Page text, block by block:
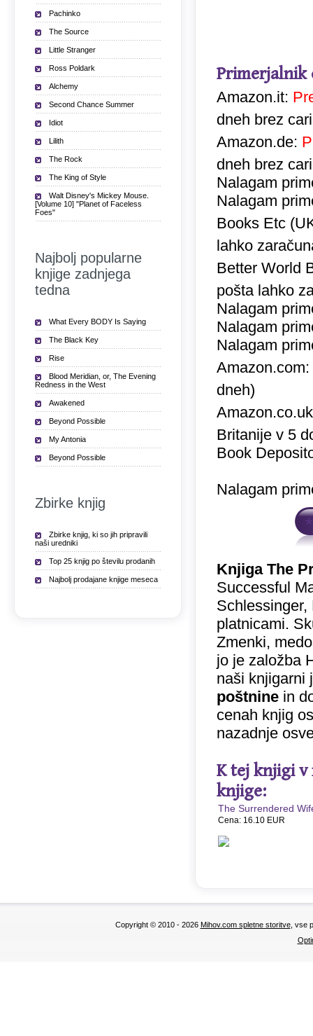
Primerjalnik
Amazon.it:
dneh brez
Amazon.de:
dneh brez
Nalagam
Nalagam
Books Etc
lahko
Better World
pošta lahko
Nalagam
Nalagam
Nalagam
Amazon.com:
dneh)
Britanije v 5
Book
Nalagam
Knjiga The
Successful
platnicami.
Zmenki,
jo je založba
naši knjigarni
poštnine in
cenah knjig
nazadnje
K tej knjigi v
knjige:
The Surrendered
Cena: 16.10 EUR
Pachinko
The Source
Little Stranger
Ross Poldark
Alchemy
Second Chance Summer
Idiot
Lilith
The Rock
The King of Style
Walt Disney's Mickey Mouse.
[Volume 10] "Planet of Faceless
Foes"
Najbolj popularne
knjige zadnjega
tedna
What Every BODY Is Saying
The Black Key
Rise
Blood Meridian, or, The Evening
Redness in the West
Awakened
Beyond Possible
My Antonia
Beyond Possible
Zbirke knjig
Zbirke knjig, ki so jih pripravili
naši uredniki
Top 25 knjig po številu prodanih
Najbolj prodajane knjige meseca
Copyright © 2010 - 2026 Mihov.com spletne storitve, vse